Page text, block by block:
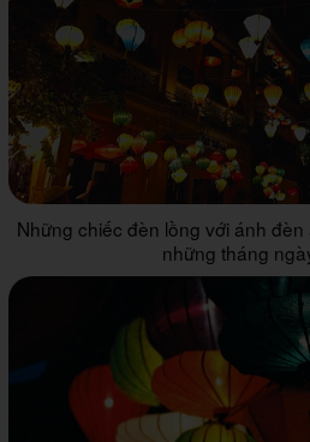
Những chiếc đèn lồng với ánh
những tháng